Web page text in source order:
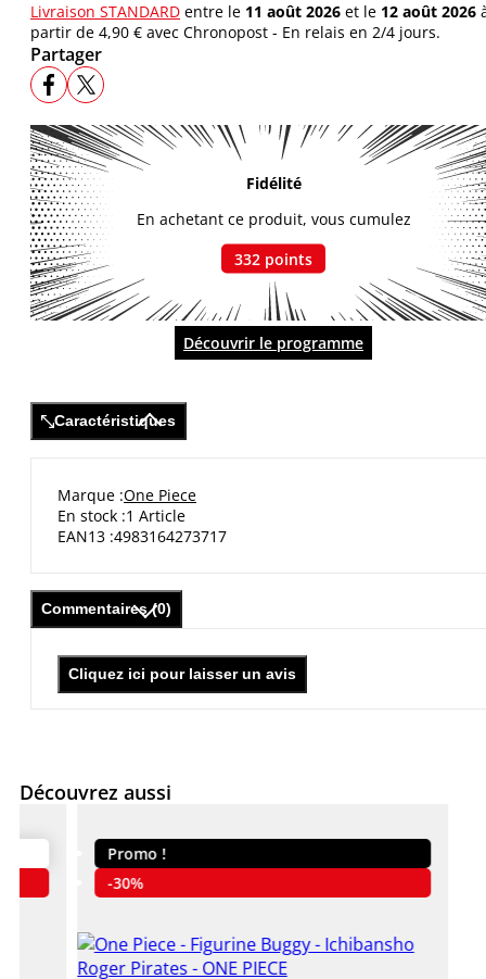
Livraison STANDARD entre le 11 août 2026 et le 12 août 2026
partir de 4,90 € avec Chronopost - En relais en 2/4 jours.
Partager
Fidélité
En achetant ce produit, vous cumulez
332 points
Découvrir le programme
Caractéristiques
Marque One Piece
En stock 1 Article
EAN13 4983164273717
Commentaires (0)
Cliquez ici pour laisser un avis
Découvrez aussi
Promo !
-30%